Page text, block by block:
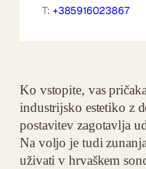
T: +385916023867
Ko vstopite, vas
industrijsko estetiko z
postavitev zagotavlja
Na voljo je tudi
uživati v hrvaškem